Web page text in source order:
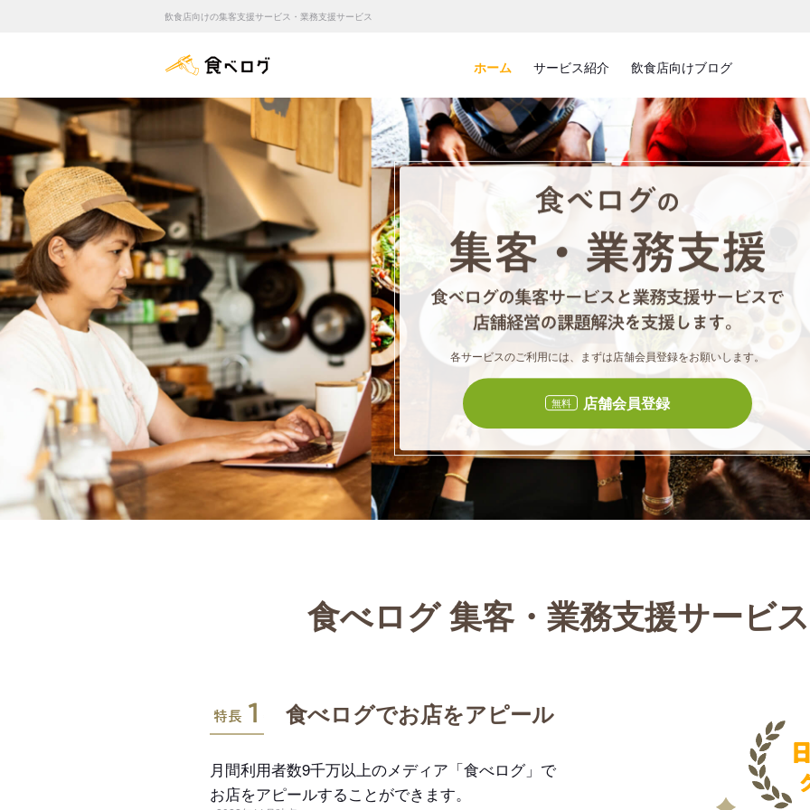
飲食店向けの集客支援サービス・業務支援サービス
ホーム サービス紹介 飲食店向けブログ
食べロ
各サービスのご利用には、まずは店舗会員登録をお願いします。
無料 店舗会員登録
食べログ 集客・業務支援サービ
特長1
食べログでお店をアピール
月間利用者数9千万以上のメディア「食べログ」で
お店をアピールすることができます。